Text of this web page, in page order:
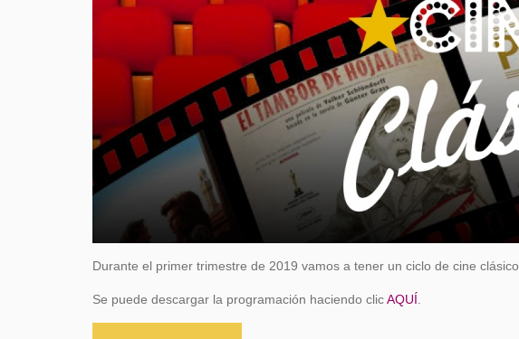
Durante el primer trimestre de 2019 vamos a tener un ciclo de cine clásico.
Se puede descargar la programación haciendo clicAQUÍ